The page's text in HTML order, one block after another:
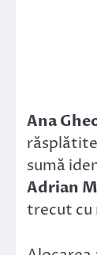
Ana
sumă
Adrian
trecut cu